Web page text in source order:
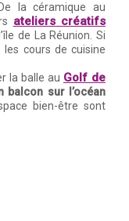
la céramique au
ateliers créatifs
de La Réunion. Si
cours de cuisine
la balle au Golf de
balcon sur l’océan
bien-être sont